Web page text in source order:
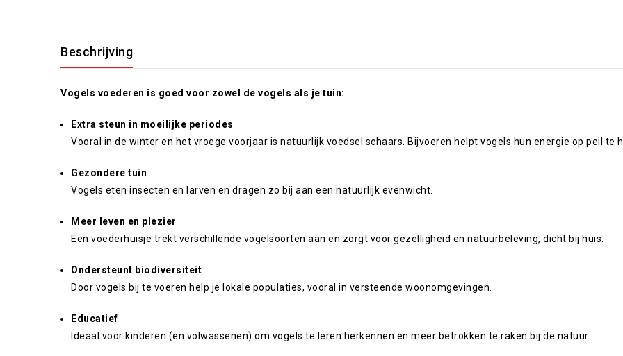
Beschrijving
Vogels voederen is goed voor zowel de vogels als je tuin:
Extra steun in moeilijke periodes
Vooral in de winter en het vroege voorjaar is natuurlijk voedsel schaars. Bijvoeren helpt vogels hun energie op peil te
Gezondere tuin
Vogels eten insecten en larven en dragen zo bij aan een natuurlijk evenwicht.
Meer leven en plezier
Een voederhuisje trekt verschillende vogelsoorten aan en zorgt voor gezelligheid en natuurbeleving, dicht bij huis.
Ondersteunt biodiversiteit
Door vogels bij te voeren help je lokale populaties, vooral in versteende woonomgevingen.
Educatief
Ideaal voor kinderen (en volwassenen) om vogels te leren herkennen en meer betrokken te raken bij de natuur.